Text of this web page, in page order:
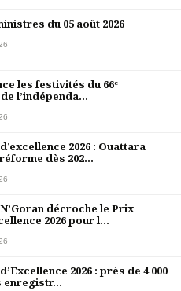
du 05 août 2026
les festivités du 66ᵉ
l’indépenda...
2026 : Ouattara
dès 202...
décroche le Prix
2026 pour l...
2026 : près de 4 000
enregistr...